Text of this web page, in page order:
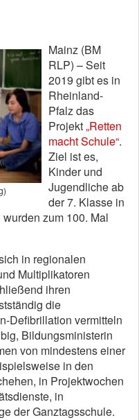
Mainz (BM
RLP) – Seit
2019 gibt es in
Rheinland-
Pfalz das
Projekt„Retten
macht Schule“.
Ziel ist es,
Kinder und
Jugendliche ab
der 7. Klasse in
zum 100. Mal
in regionalen
Multiplikatoren
ihren
die
Defibrillation vermitteln
Bildungsministerin
von mindestens einer
in den
in Projektwochen
in
der Ganztagsschule.